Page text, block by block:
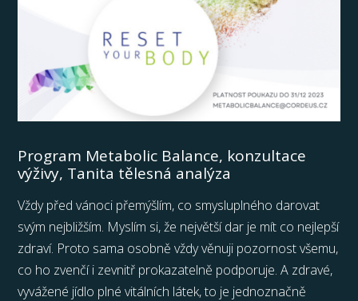
Program Metabolic Balance, konzultace
výživy, Tanita tělesná analýza
Vždy před vánoci přemýšlím, co smysluplného darovat
svým nejbližším. Myslím si, že největší dar je mít co nejlepší
zdraví. Proto sama osobně vždy věnuji pozornost všemu,
co ho zvenčí i zevnitř prokazatelně podporuje. A zdravé,
vyvážené jídlo plné vitálních látek, to je jednoznačně